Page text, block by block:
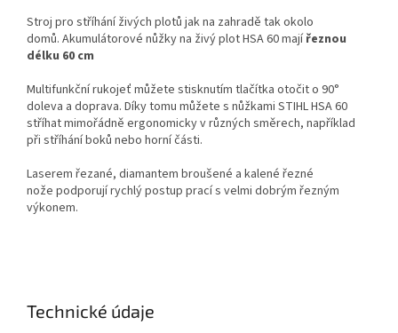
Stroj pro stříhání živých plotů jak na zahradě tak okolo
domů. Akumulátorové nůžky na živý plot HSA 60 majířeznou
délku 60 cm
Multifunkční rukojeť můžete stisknutím tlačítka otočit o 90°
doleva a doprava. Díky tomu můžete s nůžkami STIHL HSA 60
stříhat mimořádně ergonomicky v různých směrech, například
při stříhání boků nebo horní části.
Laserem řezané, diamantem broušené a kalené řezné
nože podporují rychlý postup prací s velmi dobrým řezným
výkonem.
Technické údaje